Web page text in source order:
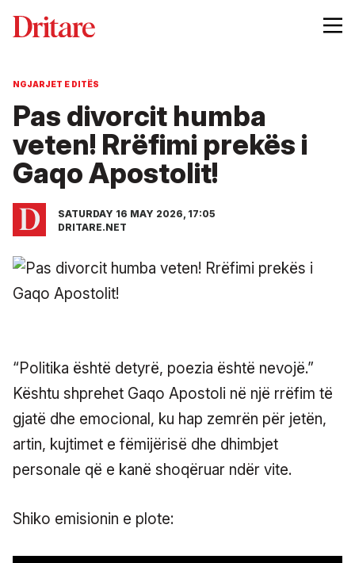
NGJARJET E DITËS
Pas divorcit humba
veten! Rrëfimi prekës i
Gaqo Apostolit!
SATURDAY 16 MAY 2026, 17:05
DRITARE.NET
“Politika është detyrë, poezia është nevojë.”
Kështu shprehet Gaqo Apostoli në një rrëfim të
gjatë dhe emocional, ku hap zemrën për jetën,
artin, kujtimet e fëmijërisë dhe dhimbjet
personale që e kanë shoqëruar ndër vite.
Shiko emisionin e plote: